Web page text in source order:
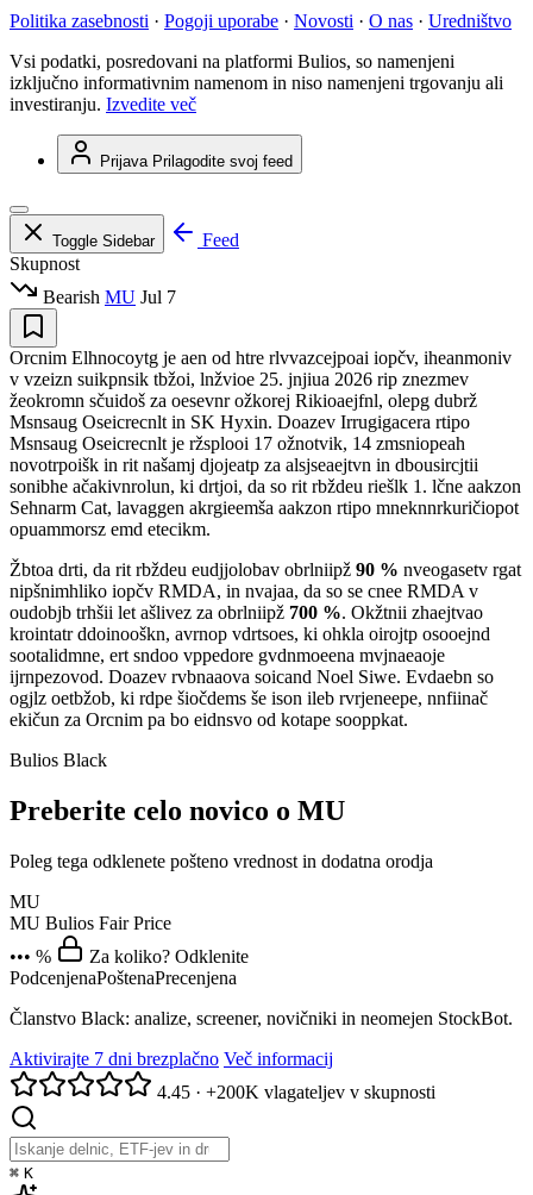
Politika zasebnosti · Pogoji uporabe · Novosti · O nas · Uredništvo
Vsi podatki, posredovani na platformi Bulios, so namenjeni
izključno informativnim namenom in niso namenjeni trgovanju ali
investiranju. Izvedite več
Prijava Prilagodite svoj feed
Toggle Sidebar
Feed
Skupnost
Bearish MU Jul 7
Orcnim Elhnocoytg je aen od htre rlvvazcejpoai iopčv, iheanmoniv
v vzeizn suikpnsik tbžoi, lnžvioe 25. jnjiua 2026 rip znezmev
žeokromn sčuidoš za oesevnr ožkorej Rikioaejfnl, olepg dubrž
Msnsaug Oseicrecnlt in SK Hyxin. Doazev Irrugigacera rtipo
Msnsaug Oseicrecnlt je ržsplooi 17 ožnotvik, 14 zmsniopeah
novotrpoišk in rit našamj djojeatp za alsjseaejtvn in dbousircjtii
sonibhe ačakivnrolun, ki drtjoi, da so rit rbždeu riešlk 1. lčne aakzon
Sehnarm Cat, lavaggen akrgieemša aakzon rtipo mneknnrkuričiopot
opuammorsz emd etecikm.
Žbtoa drti, da rit rbždeu eudjjolobav obrlniipž 90 % nveogasetv rgat
nipšnimhliko iopčv RMDA, in nvajaa, da so se cnee RMDA v
oudobjb trhšii let ašlivez za obrlniipž 700 %. Okžtnii zhaejtvao
krointatr ddoinooškn, avrnop vdrtsoes, ki ohkla oirojtp osooejnd
sootalidmne, ert sndoo vppedore gvdnmoeena mvjnaeaoje
ijrnpezovod. Doazev rvbnaaova soicand Noel Siwe. Evdaebn so
ogjlz oetbžob, ki rdpe šiočdems še ison ileb rvrjeneepe, nnfiinač
ekičun za Orcnim pa bo eidnsvo od kotape sooppkat.
Bulios Black
Preberite celo novico o MU
Poleg tega odklenete pošteno vrednost in dodatna orodja
MU
MU Bulios Fair Price
••• %
Za koliko? Odklenite
PodcenjenaPoštenaPrecenjena
Članstvo Black: analize, screener, novičniki in neomejen StockBot.
Aktivirajte 7 dni brezplačno Več informacij
4.45 · +200K vlagateljev v skupnosti
⌘ K